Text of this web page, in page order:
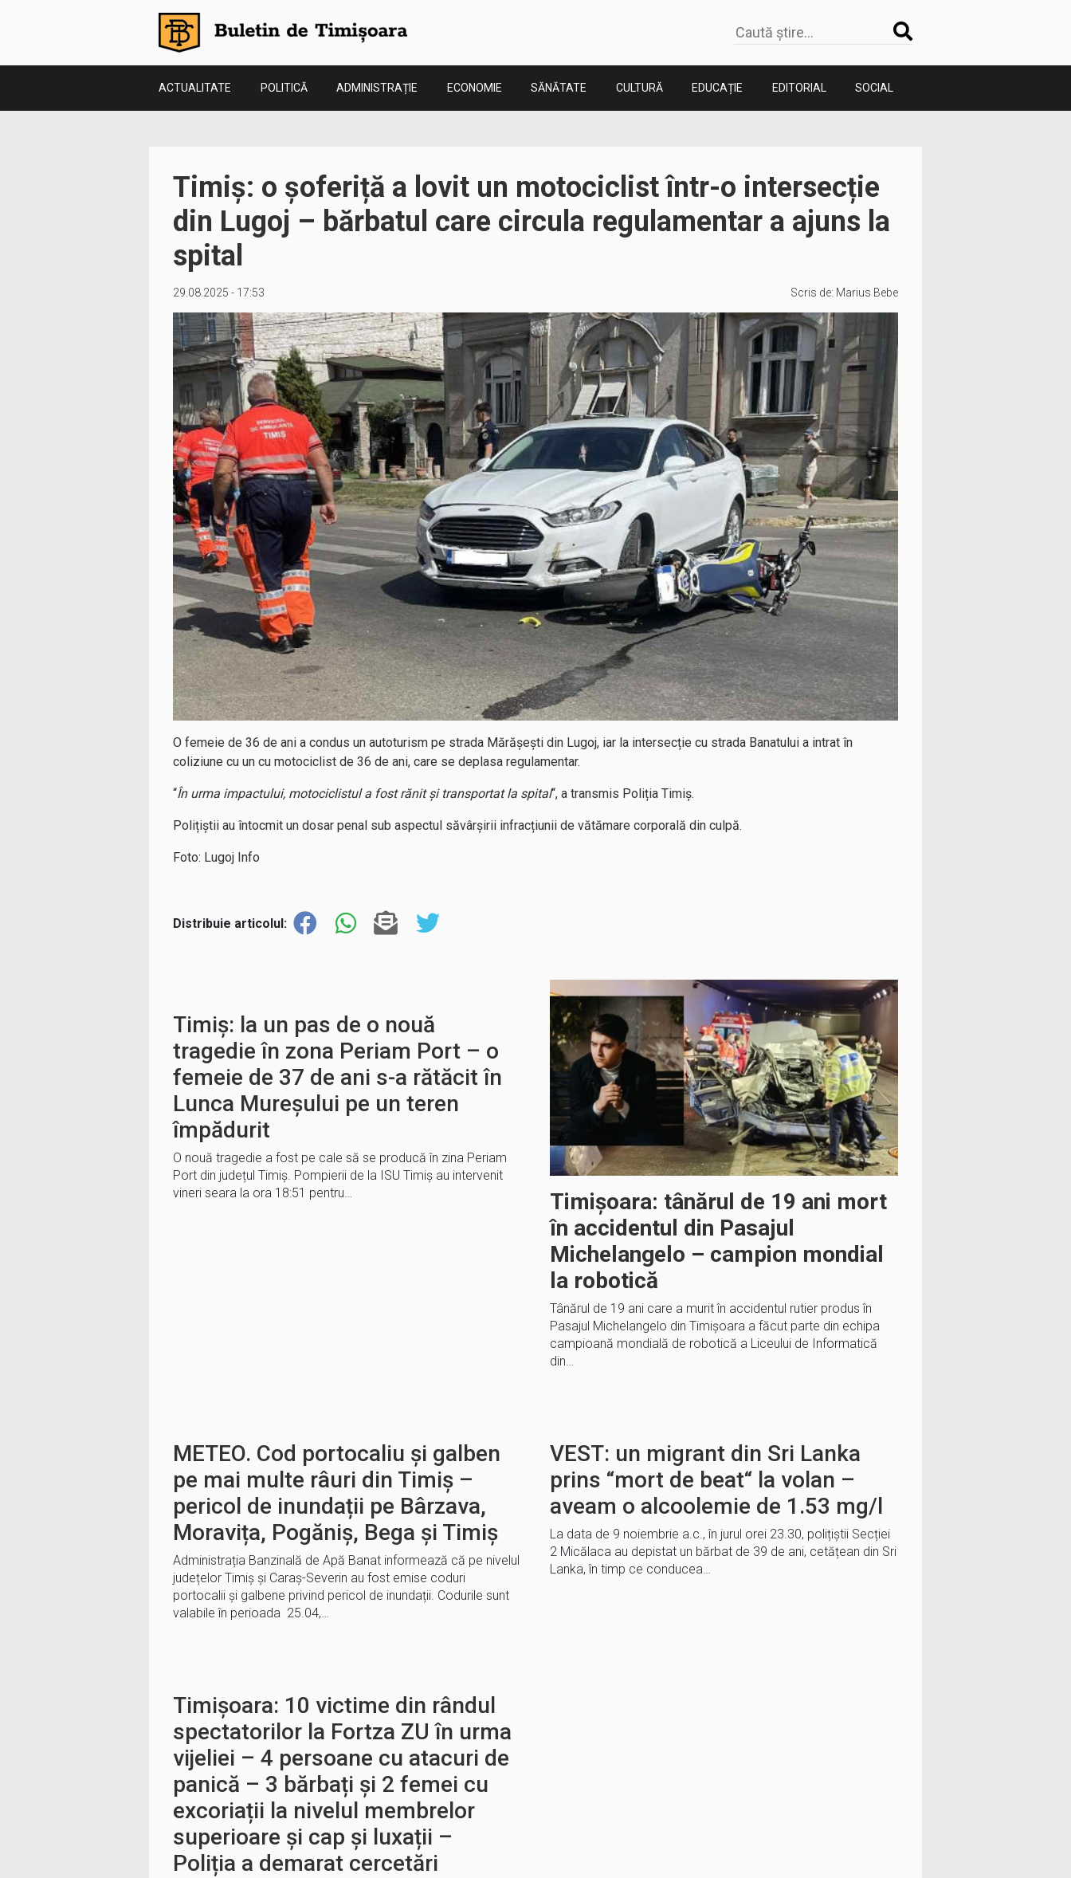
ACTUALITATE POLITICĂ ADMINISTRAȚIE ECONOMIE SĂNĂTATE CULTURĂ EDUCAȚIE EDITORIAL SOCIAL
Timiș: o șoferiță a lovit un motociclist într-o intersecție
din Lugoj – bărbatul care circula regulamentar a ajuns la
spital
29.08.2025 - 17:53 Scris de: Marius Bebe
O femeie de 36 de ani a condus un autoturism pe strada Mărășești din Lugoj, iar la intersecție cu strada Banatului a intrat în
coliziune cu un cu motociclist de 36 de ani, care se deplasa regulamentar.
“În urma impactului, motociclistul a fost rănit și transportat la spital“, a transmis Poliția Timiș.
Polițiștii au întocmit un dosar penal sub aspectul săvârșirii infracțiunii de vătămare corporală din culpă.
Foto: Lugoj Info
Distribuie articolul:
Timiș: la un pas de o nouă
tragedie în zona Periam Port – o
femeie de 37 de ani s-a rătăcit în
Lunca Mureșului pe un teren
împădurit
O nouă tragedie a fost pe cale să se producă în zina Periam
Port din județul Timiș. Pompierii de la ISU Timiș au intervenit
vineri seara la ora 18:51 pentru…
Timișoara: tânărul de 19 ani mort
în accidentul din Pasajul
Michelangelo – campion mondial
la robotică
Tânărul de 19 ani care a murit în accidentul rutier produs în
Pasajul Michelangelo din Timişoara a făcut parte din echipa
campioană mondială de robotică a Liceului de Informatică
din…
METEO. Cod portocaliu și galben
pe mai multe râuri din Timiș –
pericol de inundații pe Bârzava,
Moravița, Pogăniș, Bega și Timiș
Administrația Banzinală de Apă Banat informează că pe nivelul
județelor Timiș și Caraș-Severin au fost emise coduri
portocalii și galbene privind pericol de inundații. Codurile sunt
valabile în perioada 25.04,…
VEST: un migrant din Sri Lanka
prins “mort de beat“ la volan –
aveam o alcoolemie de 1.53 mg/l
La data de 9 noiembrie a.c., în jurul orei 23.30, polițiștii Secției
2 Micălaca au depistat un bărbat de 39 de ani, cetățean din Sri
Lanka, în timp ce conducea…
Timișoara: 10 victime din rândul
spectatorilor la Fortza ZU în urma
vijeliei – 4 persoane cu atacuri de
panică – 3 bărbați și 2 femei cu
excoriații la nivelul membrelor
superioare și cap și luxații –
Poliția a demarat cercetări